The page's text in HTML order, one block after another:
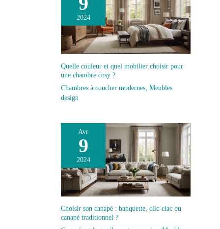
tranquillité d'esprit
lors de votre achat.
2024
Quelle couleur et quel mobilier choisir pour
une chambre cosy ?
Chambres à coucher modernes Meubles
design
Avr
9
2024
Choisir son canapé : banquette, clic-clac ou
canapé traditionnel ?